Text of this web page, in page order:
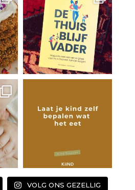
VOLG ONS GEZELLIG